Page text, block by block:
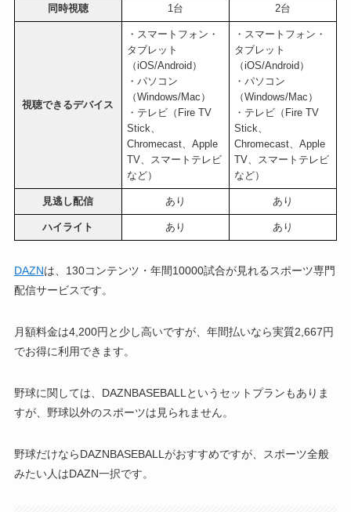
同時視聴 1台 2台
視聴できるデバイス
・スマートフォン・
タブレット
（iOS/Android）
・パソコン
（Windows/Mac）
・テレビ（Fire TV
Stick、
Chromecast、Apple
TV、スマートテレビ
など）
・スマートフォン・
タブレット
（iOS/Android）
・パソコン
（Windows/Mac）
・テレビ（Fire TV
Stick、
Chromecast、Apple
TV、スマートテレビ
など）
見逃し配信 あり あり
ハイライト あり あり
DAZNは、130コンテンツ・年間10000試合が見れるスポーツ専門
配信サービスです。
月額料金は4,200円と少し高いですが、年間払いなら実質2,667円
でお得に利用できます。
野球に関しては、DAZNBASEBALLというセットプランもありま
すが、野球以外のスポーツは見られません。
野球だけならDAZNBASEBALLがおすすめですが、スポーツ全般
みたい人はDAZN一択です。